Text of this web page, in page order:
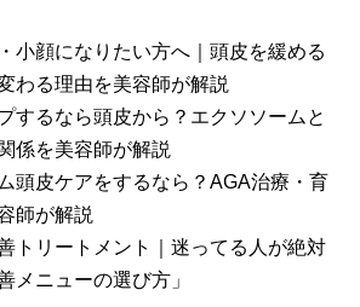
小顔になりたい方へ｜頭皮を緩める
わる理由を美容師が解説
するなら頭皮から？エクソソームと
係を美容師が解説
頭皮ケアをするなら？AGA治療・育
師が解説
トリートメント｜迷ってる人が絶対
メニューの選び方」